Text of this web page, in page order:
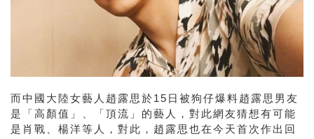
而中國大陸女藝人趙露思於15日被狗仔爆料趙露思男友
是「高顏值」、「頂流」的藝人，對此網友猜想有可能
是肖戰、楊洋等人，對此，趙露思也在今天首次作出回